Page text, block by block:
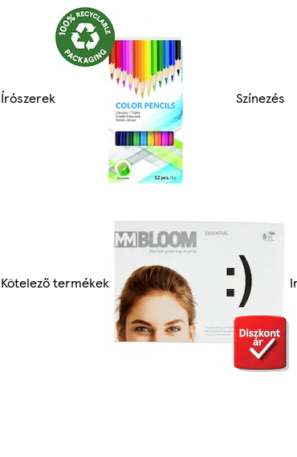
Írószerek Színezés
Kötelező termékek